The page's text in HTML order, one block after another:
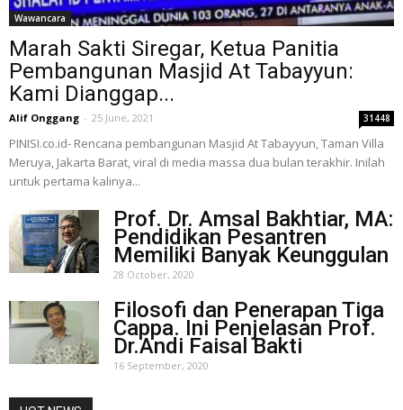
Wawancara
Marah Sakti Siregar, Ketua Panitia
Pembangunan Masjid At Tabayyun:
Kami Dianggap...
Alif Onggang - 25 June, 2021 31448
PINISI.co.id- Rencana pembangunan Masjid At Tabayyun, Taman Villa
Meruya, Jakarta Barat, viral di media massa dua bulan terakhir. Inilah
untuk pertama kalinya...
Prof. Dr. Amsal Bakhtiar, MA:
Pendidikan Pesantren
Memiliki Banyak Keunggulan
28 October, 2020
Filosofi dan Penerapan Tiga
Cappa. Ini Penjelasan Prof.
Dr.Andi Faisal Bakti
16 September, 2020